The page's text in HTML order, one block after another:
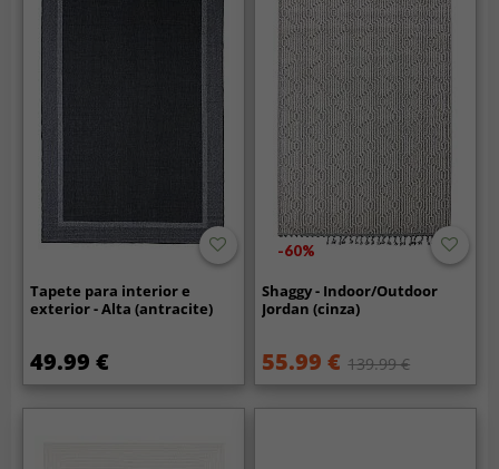
Tapete para interior e
exterior - Alta (antracite)
49.99 €
-60%
Shaggy - Indoor/Outdoor
Jordan (cinza)
55.99 € 139.99 €